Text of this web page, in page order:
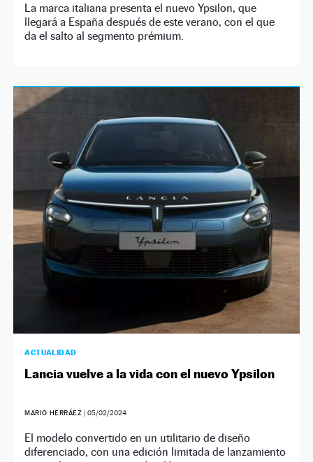
La marca italiana presenta el nuevo Ypsilon, que
llegará a España después de este verano, con el que
da el salto al segmento prémium.
ACTUALIDAD
Lancia vuelve a la vida con el nuevo Ypsilon
MARIO HERRÁEZ |05/02/2024
El modelo convertido en un utilitario de diseño
diferenciado, con una edición limitada de lanzamiento